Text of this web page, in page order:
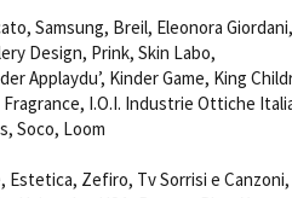
Samsung, Breil, Eleonora Giordani,
Design, Prink, Skin Labo,
Applaydu’, Kinder Game, King
I.O.I. Industrie Ottiche
Soco, Loom
Estetica, Zefiro, Tv Sorrisi e Canzoni,